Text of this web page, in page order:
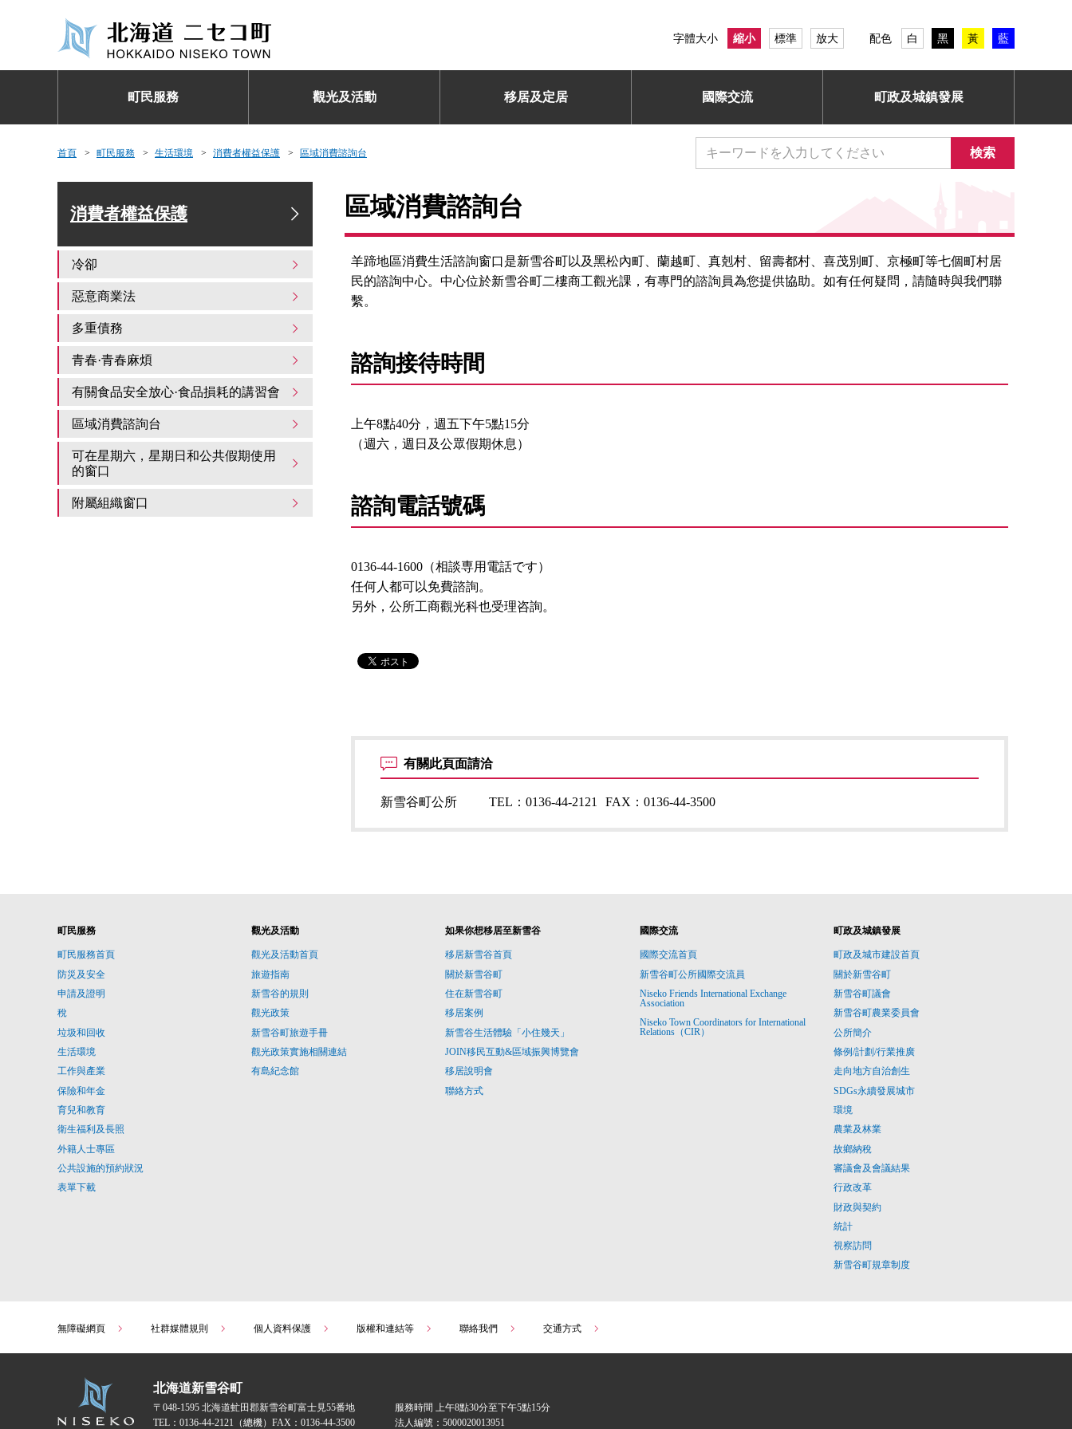
字體大小 縮小 標準 放大 配色 白 黑 黃 藍
町民服務 觀光及活動 移居及定居 國際交流 町政及城鎮發展
首頁 町民服務 生活環境 消費者權益保護 區域消費諮詢台 検索
區域消費諮詢台
羊蹄地區消費生活諮詢窗口是新雪谷町以及黑松內町、蘭越町、真剋村、留壽都村、喜茂別町、京極町等七個町村居
民的諮詢中心。中心位於新雪谷町二樓商工觀光課，有專門的諮詢員為您提供協助。如有任何疑問，請隨時與我們聯
繫。
諮詢接待時間
上午8點40分，週五下午5點15分
（週六，週日及公眾假期休息）
諮詢電話號碼
0136-44-1600（相談専用電話です）
任何人都可以免費諮詢。
另外，公所工商觀光科也受理咨詢。
有關此頁面請洽
新雪谷町公所 TEL：0136-44-2121 FAX：0136-44-3500
消費者權益保護
冷卻
惡意商業法
多重債務
青春·青春麻煩
有關食品安全放心·食品損耗的講習會
區域消費諮詢台
可在星期六，星期日和公共假期使用
的窗口
附屬組織窗口
町民服務
町民服務首頁
防災及安全
申請及證明
稅
垃圾和回收
生活環境
工作與產業
保險和年金
育兒和教育
衛生福利及長照
外籍人士專區
公共設施的預約狀況
表單下載
觀光及活動
觀光及活動首頁
旅遊指南
新雪谷的規則
觀光政策
新雪谷町旅遊手冊
觀光政策實施相關連結
有島紀念館
如果你想移居至新雪谷
移居新雪谷首頁
關於新雪谷町
住在新雪谷町
移居案例
新雪谷生活體驗「小住幾天」
JOIN移民互動&區域振興博覽會
移居說明會
聯絡方式
國際交流
國際交流首頁
新雪谷町公所國際交流員
Niseko Friends International Exchange
Association
Niseko Town Coordinators for International
Relations（CIR）
町政及城鎮發展
町政及城市建設首頁
關於新雪谷町
新雪谷町議會
新雪谷町農業委員會
公所簡介
條例/計劃/行業推廣
走向地方自治創生
SDGs永續發展城市
環境
農業及林業
故鄉納稅
審議會及會議結果
行政改革
財政與契約
統計
視察訪問
新雪谷町規章制度
無障礙網頁 社群媒體規則 個人資料保護 版權和連結等 聯絡我們 交通方式
北海道新雪谷町
〒048-1595 北海道虻田郡新雪谷町富士見55番地
TEL： 0136-44-2121 （總機） FAX：0136-44-3500
服務時間 上午8點30分至下午5點15分
法人編號：5000020013951